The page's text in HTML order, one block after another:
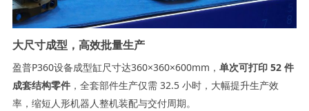
大尺寸成型，高效批量生产
盈普P360设备成型缸尺寸达360×360×600mm， 单次可打印 52 件
成套结构零件，全套部件生产仅需 32.5 小时，大幅提升生产效
率，缩短人形机器人整机装配与交付周期。